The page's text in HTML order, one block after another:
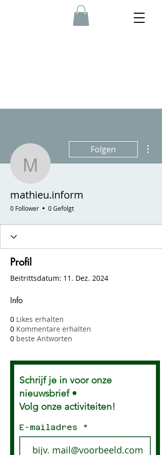
mathieu.inform
Folgen
mathieu.inform
0 Follower 0 Gefolgt
Profil
Beitrittsdatum: 11. Dez. 2024
Info
0 Likes erhalten
0 Kommentare erhalten
0 beste Antworten
Schrijf je in voor onze
nieuwsbrief •
Volg onze activiteiten!
E-mailadres